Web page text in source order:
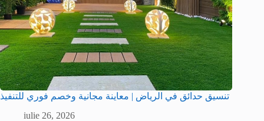
تنسيق حدائق في الرياض | معاينة مجانية وخصم فوري للتنفيذ
iulie 26, 2026